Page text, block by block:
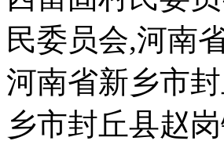
民委员会,河南
河南省新乡市
乡市封丘县赵